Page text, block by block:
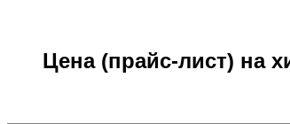
Цена (прайс-лист) на